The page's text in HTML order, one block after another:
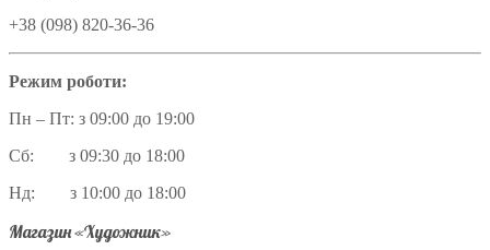
+38 (098) 820-36-36
Режим роботи:
Пн – Пт: з 09:00 до 19:00
Сб: з 09:30 до 18:00
Нд: з 10:00 до 18:00
Магазин «Художник»